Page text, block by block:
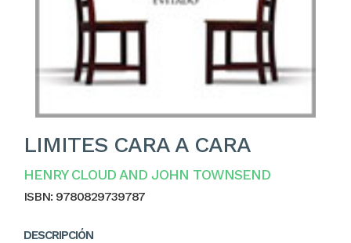
LIMITES CARA A CARA
HENRY CLOUD AND JOHN TOWNSEND
ISBN: 9780829739787
DESCRIPCIÓN